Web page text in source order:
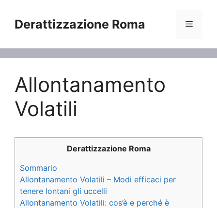
contenuto
Derattizzazione Roma Menu
Allontanamento
Volatili
Derattizzazione Roma
Sommario
Allontanamento Volatili – Modi efficaci per
tenere lontani gli uccelli
Allontanamento Volatili: cos’è e perché è